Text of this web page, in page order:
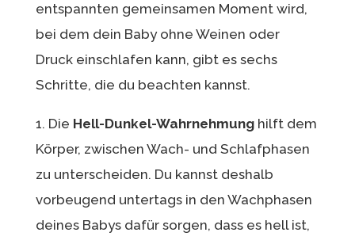
entspannten gemeinsamen Moment wird,
bei dem dein Baby ohne Weinen oder
Druck einschlafen kann, gibt es sechs
Schritte, die du beachten kannst.
1. Die Hell-Dunkel-Wahrnehmunghilft dem
Körper, zwischen Wach- und Schlafphasen
zu unterscheiden. Du kannst deshalb
vorbeugend untertags in den Wachphasen
deines Babys dafür sorgen, dass es hell ist,